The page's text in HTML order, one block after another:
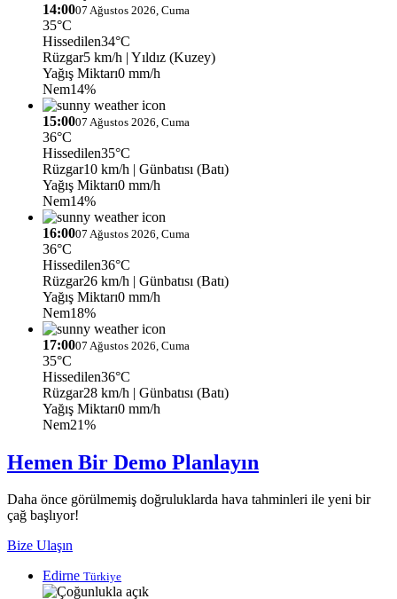
14:0007 Ağustos 2026, Cuma
35°C
Hissedilen34°C
Rüzgar5 km/h | Yıldız (Kuzey)
Yağış Miktarı0 mm/h
Nem14%
15:0007 Ağustos 2026, Cuma
36°C
Hissedilen35°C
Rüzgar10 km/h | Günbatısı (Batı)
Yağış Miktarı0 mm/h
Nem14%
16:0007 Ağustos 2026, Cuma
36°C
Hissedilen36°C
Rüzgar26 km/h | Günbatısı (Batı)
Yağış Miktarı0 mm/h
Nem18%
17:0007 Ağustos 2026, Cuma
35°C
Hissedilen36°C
Rüzgar28 km/h | Günbatısı (Batı)
Yağış Miktarı0 mm/h
Nem21%
Hemen Bir Demo Planlayın
Daha önce görülmemiş doğruluklarda hava tahminleri ile yeni bir
çağ başlıyor!
Bize Ulaşın
Edirne Türkiye